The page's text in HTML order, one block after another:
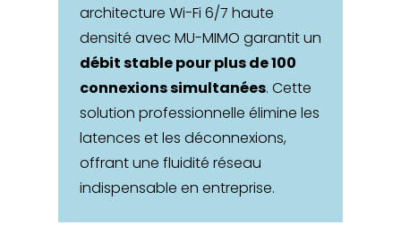
architecture Wi-Fi 6/7 haute
densité avec MU-MIMO garantit un
débit stable pour plus de 100
connexions simultanées. Cette
solution professionnelle élimine les
latences et les déconnexions,
offrant une fluidité réseau
indispensable en entreprise.